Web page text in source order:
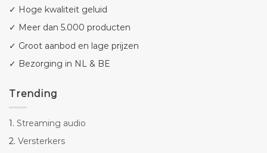
✓ Hoge kwaliteit geluid
✓ Meer dan 5.000 producten
✓ Groot aanbod en lage prijzen
✓ Bezorging in NL & BE
Trending
1. Streaming audio
2. Versterkers